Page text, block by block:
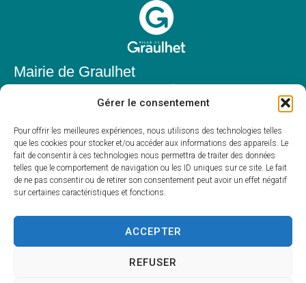
Gérer le consentement
Pour offrir les meilleures expériences, nous utilisons des technologies telles
que les cookies pour stocker et/ou accéder aux informations des appareils. Le
fait de consentir à ces technologies nous permettra de traiter des données
telles que le comportement de navigation ou les ID uniques sur ce site. Le fait
de ne pas consentir ou de retirer son consentement peut avoir un effet négatif
sur certaines caractéristiques et fonctions.
ACCEPTER
REFUSER
Mairie de Graulhet
81300 Graulhet
05 63 42 85 50
mairie@mairie-graulhet.fr
Horaires d'ouverture
Du lundi au vendredi :